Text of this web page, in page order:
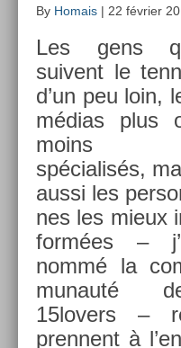
By Homais | 22 février
Les gens
suivent le
d’un peu loin,
médias plus
moins
spécialisés,
aussi les
nes les mieux
formées –
nommé la
munauté
15lovers –
pren­nent à